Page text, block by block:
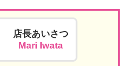
店長あいさつ
Mari Iwata